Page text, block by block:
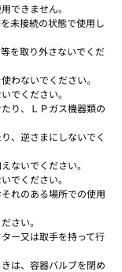
できません。
未接続の状態で使用し
を取り外さないでくだ
わないでください。
でください。
り、ＬＰガス機器類の
、逆さまにしないでく
ないでください。
でください。
れのある場所での使用
さい。
ー又は取手を持って行
は、容器バルブを閉め